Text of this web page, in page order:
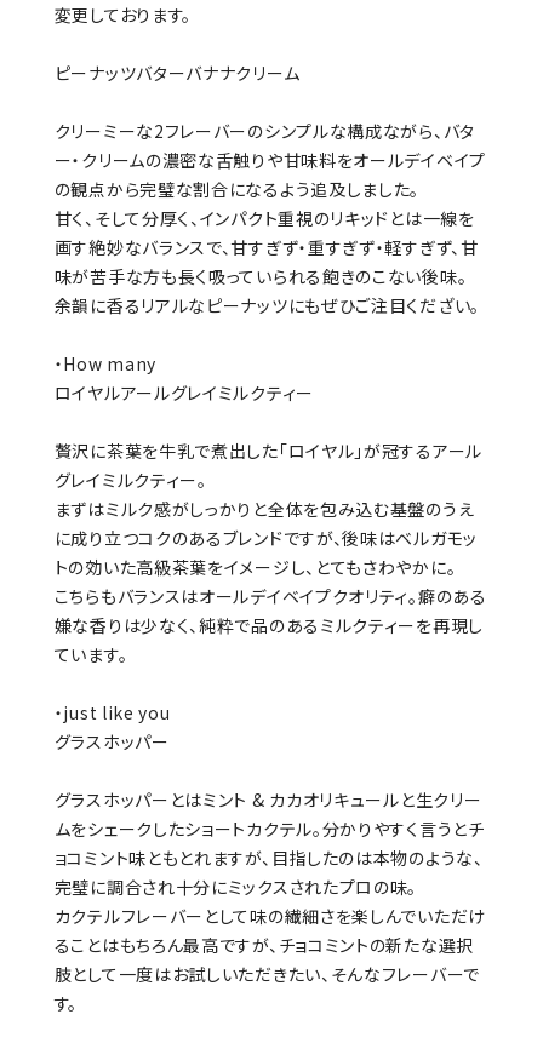
変更しております。
ピーナッツバターバナナクリーム
クリーミーな2フレーバーのシンプルな構成ながら、バタ
ー・クリームの濃密な舌触りや甘味料をオールデイベイプ
の観点から完璧な割合になるよう追及しました。
甘く、そして分厚く、インパクト重視のリキッドとは一線を
画す絶妙なバランスで、甘すぎず・重すぎず・軽すぎず、甘
味が苦手な方も長く吸っていられる飽きのこない後味。
余韻に香るリアルなピーナッツにもぜひご注目くだざい。
・How many
ロイヤルアールグレイミルクティー
贅沢に茶葉を牛乳で煮出した「ロイヤル」が冠するアール
グレイミルクティー。
まずはミルク感がしっかりと全体を包み込む基盤のうえ
に成り立つコクのあるブレンドですが、後味はベルガモッ
トの効いた高級茶葉をイメージし、とてもさわやかに。
こちらもバランスはオールデイベイプクオリティ。癖のある
嫌な香りは少なく、純粋で品のあるミルクティーを再現し
ています。
・just like you
グラスホッパー
グラスホッパーとはミント & カカオリキュールと生クリー
ムをシェークしたショートカクテル。分かりやすく言うとチ
ョコミント味ともとれますが、目指したのは本物のような、
完璧に調合され十分にミックスされたプロの味。
カクテルフレーバーとして味の繊細さを楽しんでいただけ
ることはもちろん最高ですが、チョコミントの新たな選択
肢として一度はお試しいただきたい、そんなフレーバーで
す。